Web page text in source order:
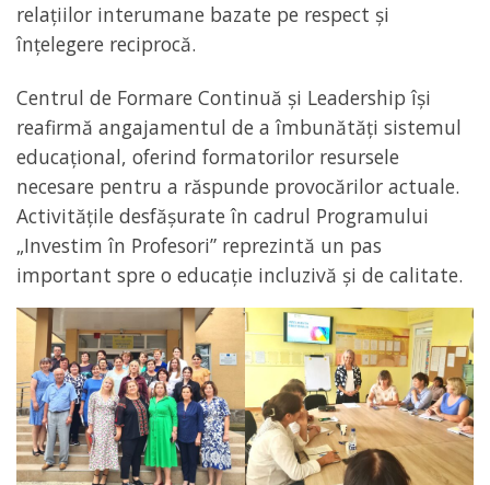
relațiilor interumane bazate pe respect și
înțelegere reciprocă.
Centrul de Formare Continuă și Leadership își
reafirmă angajamentul de a îmbunătăți sistemul
educațional, oferind formatorilor resursele
necesare pentru a răspunde provocărilor actuale.
Activitățile desfășurate în cadrul Programului
„Investim în Profesori” reprezintă un pas
important spre o educație incluzivă și de calitate.